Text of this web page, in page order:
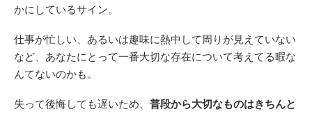
かにしているサイン。
仕事が忙しい、あるいは趣味に熱中して周りが見えていない
など、あなたにとって一番大切な存在について考えてる暇な
んてないのかも。
失って後悔しても遅いため、 普段から大切なものはきちんと